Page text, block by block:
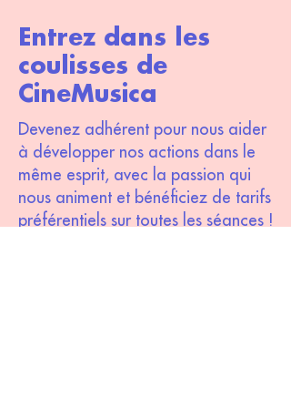
Entrez dans les
coulisses de
CineMusica
Devenez adhérent pour nous aider
à développer nos actions dans le
même esprit, avec la passion qui
nous animent et bénéficiez de tarifs
préférentiels sur toutes les séances !